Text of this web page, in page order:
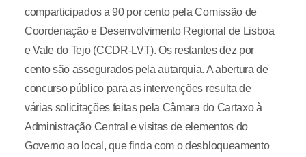
comparticipados a 90 por cento pela Comissão de
Coordenação e Desenvolvimento Regional de Lisboa
e Vale do Tejo (CCDR-LVT). Os restantes dez por
cento são assegurados pela autarquia. A abertura de
concurso público para as intervenções resulta de
várias solicitações feitas pela Câmara do Cartaxo à
Administração Central e visitas de elementos do
Governo ao local, que finda com o desbloqueamento